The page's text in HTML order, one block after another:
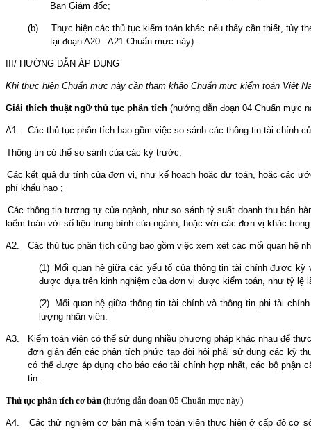
Ban Giám đốc;
(b) Thực hiện các thủ tục kiểm toán khác nếu thấy cần thiết, tùy
tại đoạn A20 - A21 Chuẩn mực này).
III/ HƯỚNG DẪN ÁP DỤNG
Khi thực hiện Chuẩn mực này cần tham khảo Chuẩn mực kiểm toán Việt
Giải thích thuật ngữ thủ tục phân tích (hướng dẫn đoạn04 Chuẩn mực
A1. Các thủ tục phân tích bao gồm việc so sánh các thông tin tài chính
Thông tin có thể so sánh của các kỳ trước;
Các kết quả dự tính của đơn vị, như kế hoạch hoặc dự toán, hoặc các
phí khấu hao ;
Các thông tin tương tự của ngành, như so sánh tỷ suất doanh thu bán
kiểm toán với số liệu trung bình của ngành, hoặc với các đơn vị khác
A2. Các thủ tục phân tích cũng bao gồm việc xem xét các mối quan hệ
(1) Mối quan hệ giữa các yếu tố của thông tin tài chính được
được dựa trên kinh nghiệm của đơn vị được kiểm toán, như tỷ lệ
(2)
Mối quan hệ giữa thông tin tài chính và thông tin phi tài
lượng nhân viên.
A3.
Kiểm toán viên có thể sử dụng nhiều phương pháp khác nhau để
đơn giản đến các phân tích phức tạp đòi hỏi phải sử dụng các kỹ
có thể được áp dụng cho báo cáo tài chính hợp nhất, các bộ phận
tin.
Thủ tục phân tích cơ bản (hướng dẫn đoạn 05 Chuẩn mực này)
A4.
Các thử nghiệm cơ bản mà kiểm toán viên thực hiện ở cấp độ cơ